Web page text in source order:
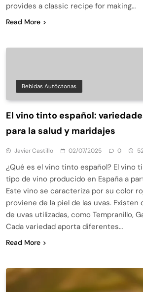
provides a classic recipe for making…
Read More
Bebidas Autóctonas
El vino tinto español:
para la salud y maridajes
Javier Castillo 02/07/2025 0
¿Qué es el vino tinto español? El vino
tipo de vino producido en España a
Este vino se caracteriza por su color
proviene de la piel de las uvas. Existen
de uvas utilizadas, como Tempranillo,
Cada variedad aporta diferentes…
Read More